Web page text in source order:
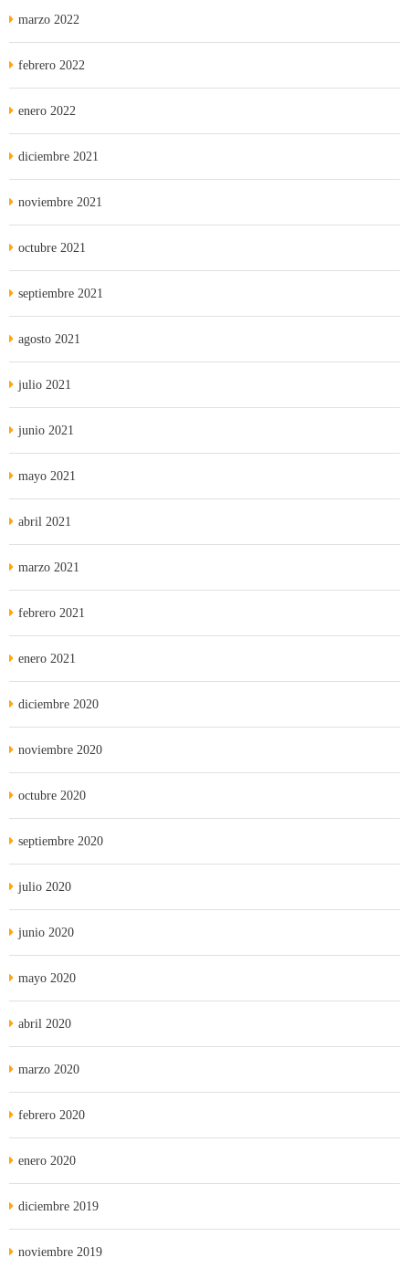
marzo 2022
febrero 2022
enero 2022
diciembre 2021
noviembre 2021
octubre 2021
septiembre 2021
agosto 2021
julio 2021
junio 2021
mayo 2021
abril 2021
marzo 2021
febrero 2021
enero 2021
diciembre 2020
noviembre 2020
octubre 2020
septiembre 2020
julio 2020
junio 2020
mayo 2020
abril 2020
marzo 2020
febrero 2020
enero 2020
diciembre 2019
noviembre 2019